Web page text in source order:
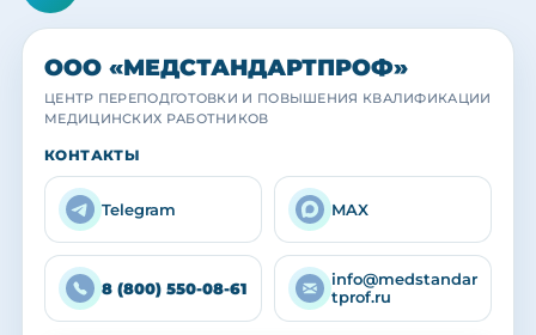
Учебный центр
Практика с действующими специалистами
Наша команда
Преподаватели и кураторы центра
Выпускники
Вручение удостоверений и сертификатов
ООО «МЕДСТАНДАРТПРОФ»
ЦЕНТР ПЕРЕПОДГОТОВКИ И ПОВЫШЕНИЯ КВАЛИФИКАЦИИ
МЕДИЦИНСКИХ РАБОТНИКОВ
КОНТАКТЫ
Telegram MAX
8 (800) 550-08-61
info@medstandar
tprof.ru